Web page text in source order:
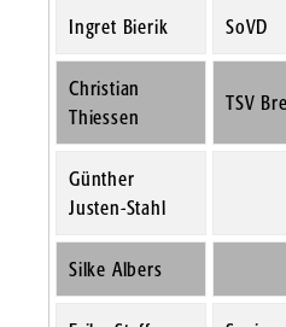
Ingret Bierik SoVD
Christian
Thiessen
TSV
Günther
Justen-Stahl
Silke Albers